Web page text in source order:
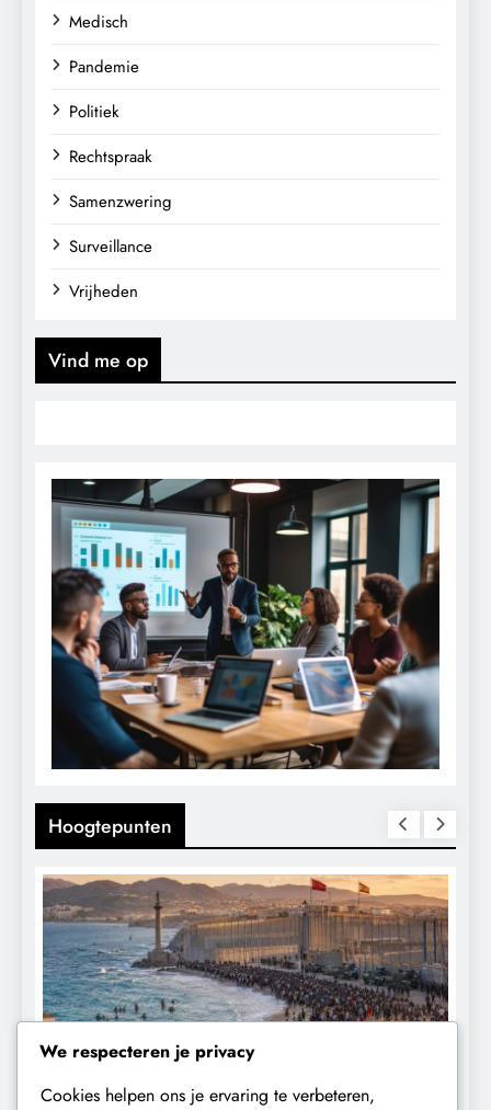
Medisch
Pandemie
Politiek
Rechtspraak
Samenzwering
Surveillance
Vrijheden
Vind me op
Hoogtepunten
CONTROLE GEOPOLITIEK
We respecteren je privacy
Cookies helpen ons je ervaring te verbeteren,